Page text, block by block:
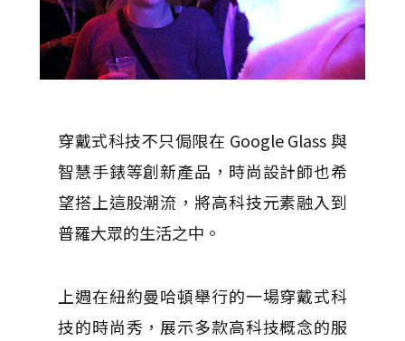
穿戴式科技不只侷限在 Google Glass 與
智慧手錶等創新產品，時尚設計師也希
望搭上這股潮流，將高科技元素融入到
普羅大眾的生活之中。
上週在紐約曼哈頓舉行的一場穿戴式科
技的時尚秀，展示多款高科技概念的服